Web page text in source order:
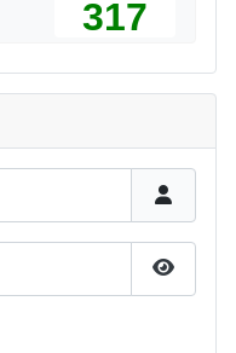
317
Pokaż